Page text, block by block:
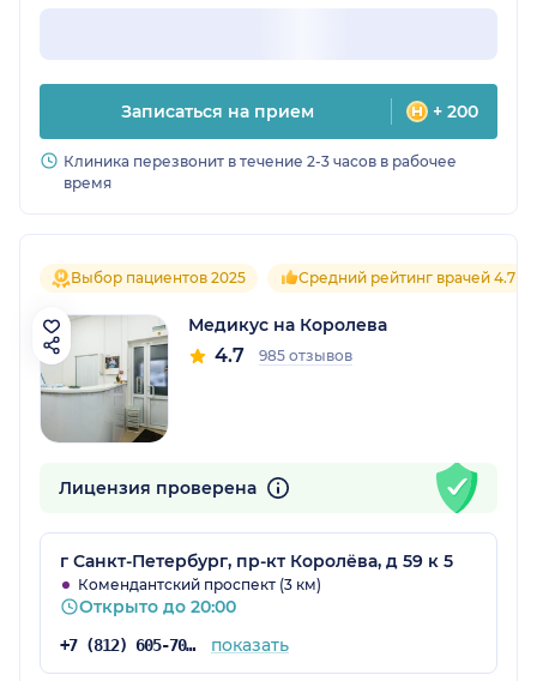
Записаться на прием + 200
Клиника перезвонит в течение 2-3 часов в рабочее
время
Выбор пациентов 2025 Средний рейтинг врачей 4.7
Медикус на Королева
4.7 985 отзывов
Лицензия проверена
г Санкт-Петербург, пр-кт Королёва, д 59 к 5
Комендантский проспект (3 км)
Открыто до 20:00
+7 (812) 605-70-81 показать